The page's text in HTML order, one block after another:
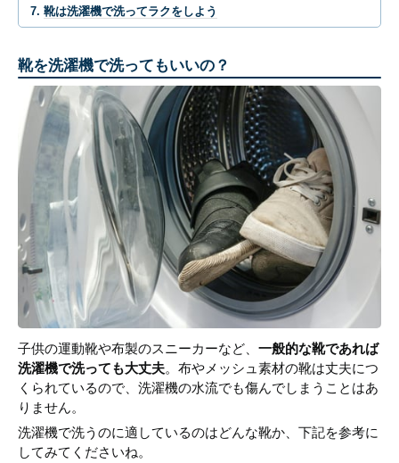
靴は洗濯機で洗ってラクをしよう
靴を洗濯機で洗ってもいいの？
子供の運動靴や布製のスニーカーなど、 一般的な靴であれば
洗濯機で洗っても大丈夫。布やメッシュ素材の靴は丈夫につ
くられているので、洗濯機の水流でも傷んでしまうことはあ
りません。
洗濯機で洗うのに適しているのはどんな靴か、下記を参考に
してみてくださいね。